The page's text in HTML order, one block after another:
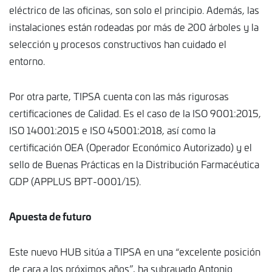
eléctrico de las oficinas, son solo el principio. Además, las
instalaciones están rodeadas por más de 200 árboles y la
selección y procesos constructivos han cuidado el
entorno.
Por otra parte, TIPSA cuenta con las más rigurosas
certificaciones de Calidad. Es el caso de la ISO 9001:2015,
ISO 14001:2015 e ISO 45001:2018, así como la
certificación OEA (Operador Económico Autorizado) y el
sello de Buenas Prácticas en la Distribución Farmacéutica
GDP (APPLUS BPT-0001/15).
Apuesta de futuro
Este nuevo HUB sitúa a TIPSA en una “excelente posición
de cara a los próximos años”, ha subrayado Antonio